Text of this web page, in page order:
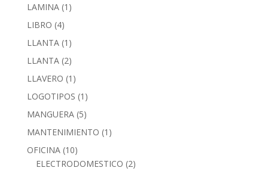
LAMINA (1)
LIBRO (4)
LLANTA (1)
LLANTA (2)
LLAVERO (1)
LOGOTIPOS (1)
MANGUERA (5)
MANTENIMIENTO (1)
OFICINA (10)
ELECTRODOMESTICO (2)